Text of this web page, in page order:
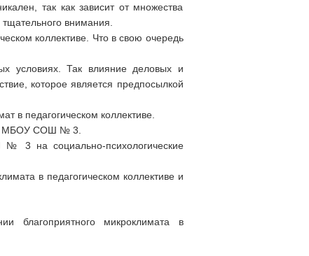
так как зависит от множества
внимания.
коллективе. Что в свою очередь
условиях. Так влияние деловых и
которое является предпосылкой
в педагогическом коллективе.
МБОУ СОШ № 3.
3 на социально-психологические
в педагогическом коллективе и
благоприятного микроклимата в